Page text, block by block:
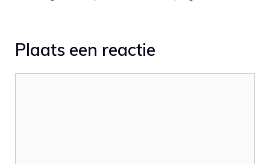
En daarmee is er weer
Plaats een reactie